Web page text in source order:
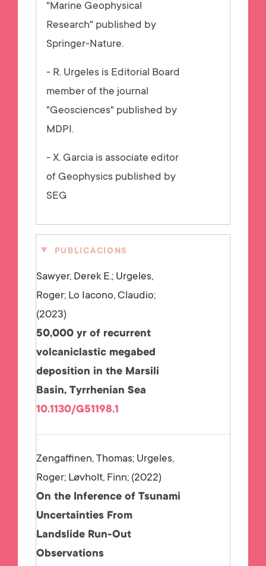
"Marine Geophysical
Research" published by
Springer-Nature.
- R. Urgeles is Editorial Board
member of the journal
"Geosciences" published by
MDPI.
- X. Garcia is associate editor
of Geophysics published by
SEG
PUBLICACIONS
Sawyer, Derek E.; Urgeles,
Roger; Lo Iacono, Claudio;
2023
50,000 yr of recurrent
volcaniclastic megabed
deposition in the Marsili
Basin, Tyrrhenian Sea
10.1130/G51198.1
Zengaffinen, Thomas; Urgeles,
Roger; Løvholt, Finn; 2022
On the Inference of Tsunami
Uncertainties From
Landslide Run-Out
Observations